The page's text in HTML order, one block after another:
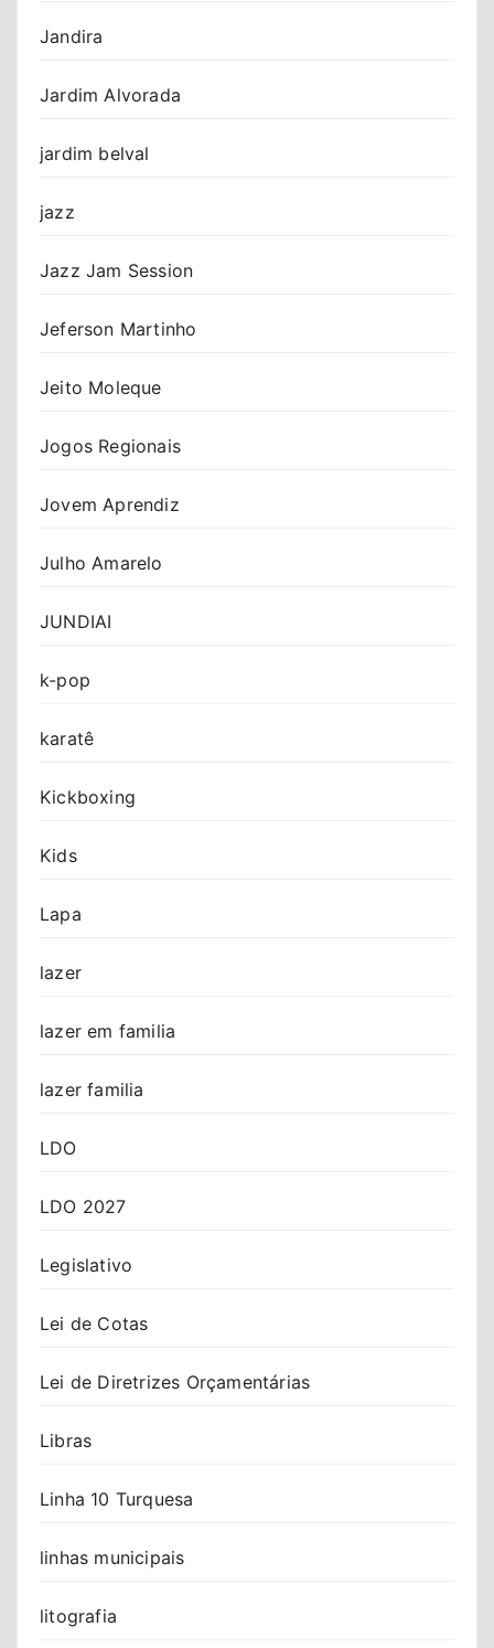
Jandira
Jardim Alvorada
jardim belval
jazz
Jazz Jam Session
Jeferson Martinho
Jeito Moleque
Jogos Regionais
Jovem Aprendiz
Julho Amarelo
JUNDIAI
k-pop
karatê
Kickboxing
Kids
Lapa
lazer
lazer em familia
lazer familia
LDO
LDO 2027
Legislativo
Lei de Cotas
Lei de Diretrizes Orçamentárias
Libras
Linha 10 Turquesa
linhas municipais
litografia